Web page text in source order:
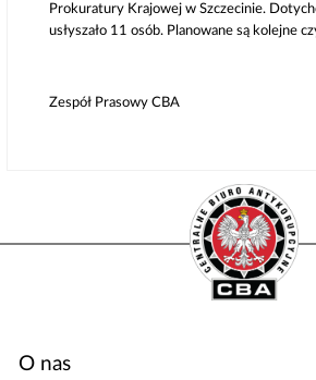
Prokuratury Krajowej w Szczecinie.
usłyszało 11 osób. Planowane są kolejne
Zespół Prasowy CBA
O nas